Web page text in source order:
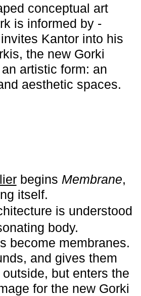
conceptual art
is informed by
Kantor into his
the new Gorki
artistic form: an
aesthetic spaces.
begins ­ Membrane,
itself.
is understood
body.
become membranes.
and gives them
but enters the
for the new Gorki